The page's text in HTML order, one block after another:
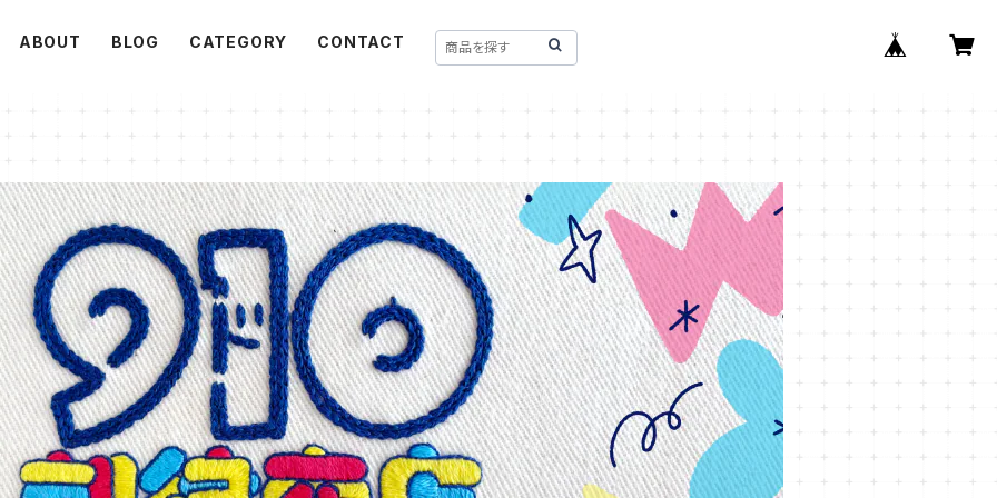
ABOUT BLOG CATEGORY CONTACT